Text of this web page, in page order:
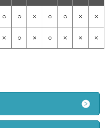
○ ○ × ○ ○ × ×
× ○ × ○ × × ×